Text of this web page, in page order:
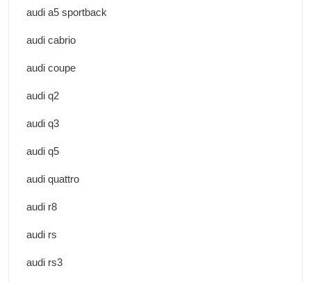
audi a5 sportback
audi cabrio
audi coupe
audi q2
audi q3
audi q5
audi quattro
audi r8
audi rs
audi rs3